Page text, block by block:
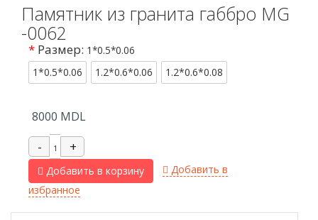
Памятник из гранита габбро MG
-0062
* Размер: 1*0.5*0.06
1*0.5*0.06
1.2*0.6*0.06 1.2*0.6*0.08
8000 MDL
Добавить в корзину
Добавить в
избранное